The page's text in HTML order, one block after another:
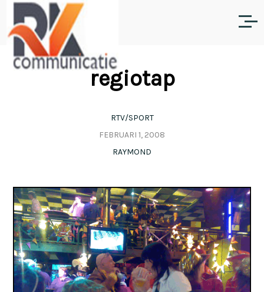
regiotap
RTV/SPORT
FEBRUARI 1, 2008
RAYMOND